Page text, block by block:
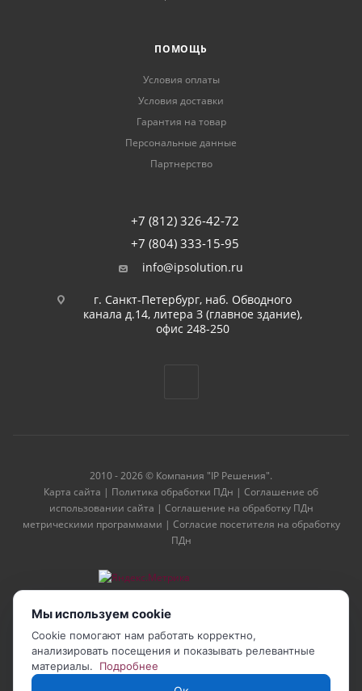
ПОМОЩЬ
Условия оплаты
Условия доставки
Гарантия на товар
Персональные данные
Партнерство
+7 (812) 326-42-72
+7 (804) 333-15-95
info@ipsolution.ru
г. Санкт-Петербург, наб. Обводного
канала д.14, литера З (главное здание),
офис 248-250
2010 - 2026 © Компания "IP Решения".
Карта сайта | Политика обработки ПДн | Соглашение об
использовании сайта | Соглашение на обработку ПДн
метрическими программами | Согласие посетителя на обработку
ПДн
Мы используем cookie
Cookie помогают нам работать корректно,
анализировать посещения и показывать релевантные
материалы.
Подробнее